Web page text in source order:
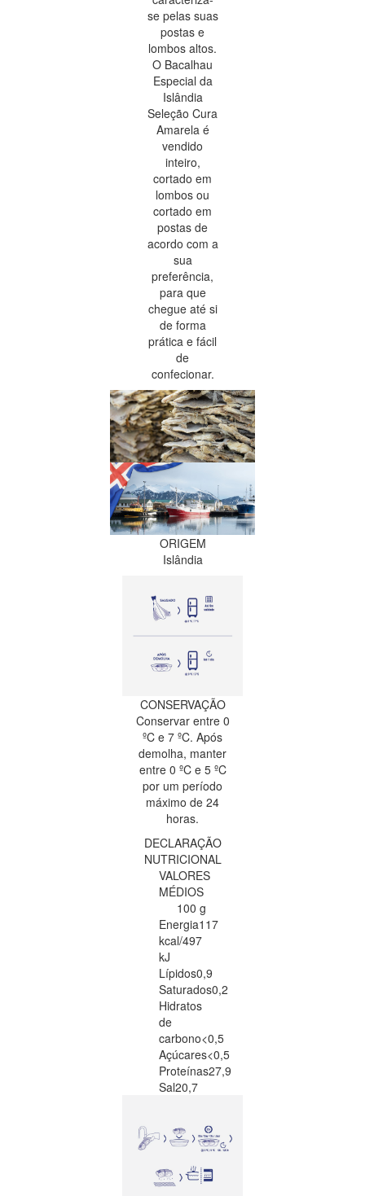
se pelas suas
postas e
lombos altos.
O Bacalhau
Especial da
Islândia
Seleção Cura
Amarela é
vendido
inteiro,
cortado em
lombos ou
cortado em
postas de
acordo com a
sua
preferência,
para que
chegue até si
de forma
prática e fácil
de
confecionar.
ORIGEM
Islândia
CONSERVAÇÃO
Conservar entre 0
ºC e 7 ºC. Após
demolha, manter
entre 0 ºC e 5 ºC
por um período
máximo de 24
horas.
DECLARAÇÃO
NUTRICIONAL
VALORES
MÉDIOS
100 g
Energia117
kcal/497
kJ
Lípidos0,9
Saturados0,2
Hidratos
de
carbono<0,5
Açúcares<0,5
Proteínas27,9
Sal20,7